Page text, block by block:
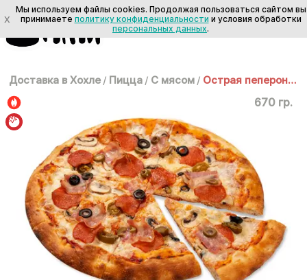
Доставка в Хохле / Пицца / С мясом / Острая пеперони 30см
670 гр.
X
Мы используем файлы cookies. Продолжая пользоваться сайтом вы
принимаете политику конфиденциальности и условия обработки
персональных данных.